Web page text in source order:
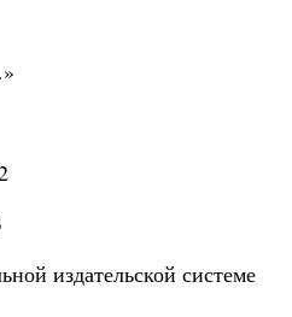
издательской системе